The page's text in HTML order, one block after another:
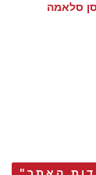
סלאמה